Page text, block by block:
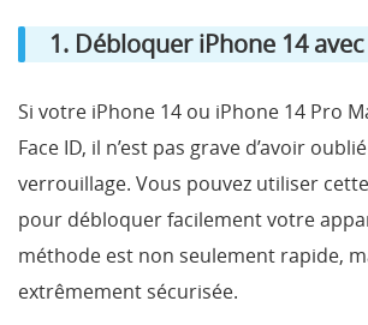
1. Débloquer iPhone 14
Si votre iPhone 14 ou iPhone 14 Pro
Face ID, il n’est pas grave d’avoir
verrouillage. Vous pouvez utiliser
pour débloquer facilement votre
méthode est non seulement rapide,
extrêmement sécurisée.